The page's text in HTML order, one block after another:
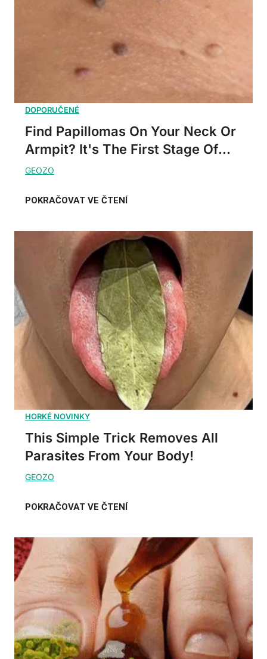
Find Papillomas On Your Neck Or
Armpit? It's The First Stage Of...
This Simple Trick Removes All
Parasites From Your Body!